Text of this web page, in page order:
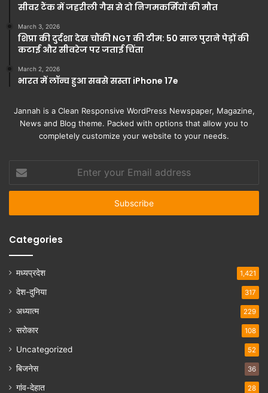
सीवर टैंक में जहरीली गैस से दो निगमकर्मियों की मौत
March 3, 2026
शिप्रा की दुर्दशा देख चौंकी NGT की टीम: 50 साल पुराने पेड़ों की
कटाई और सीवरेज पर जताई चिंता
March 2, 2026
भारत में लॉन्च हुआ सबसे सस्ता iPhone 17e
Jannah is a Clean Responsive WordPress Newspaper, Magazine,
News and Blog theme. Packed with options that allow you to
completely customize your website to your needs.
your
Email
Categories
मध्यप्रदेश 1,421
देश-दुनिया 317
अध्यात्म 229
सरोकार 108
Uncategorized 52
बिजनेस 36
गांव-देहात 28